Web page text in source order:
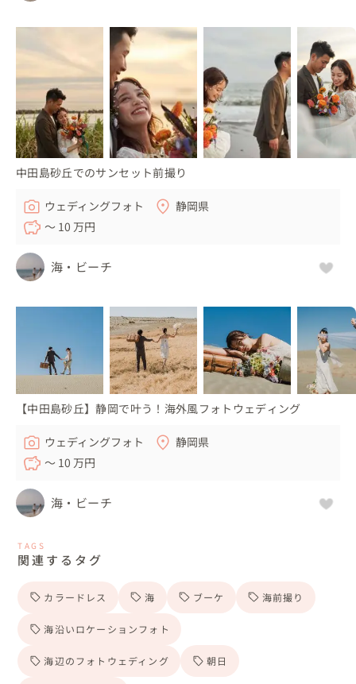
中田島砂丘でのサンセット前撮り
ウェディングフォト
静岡県
〜 10 万円
海・ビーチ
【中田島砂丘】静岡で叶う！海外風フォトウェディング
ウェディングフォト
静岡県
〜 10 万円
海・ビーチ
TAGS
関連するタグ
カラードレス 海 ブーケ 海前撮り
海沿いロケーションフォト
海辺のフォトウェディング 朝日